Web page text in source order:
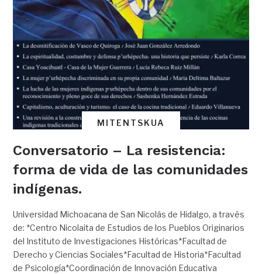
MITENTSKUA
Conversatorio – La resistencia:
forma de vida de las comunidades
indígenas.
Universidad Michoacana de San Nicolás de Hidalgo, a través
de: *Centro Nicolaita de Estudios de los Pueblos Originarios
del Instituto de Investigaciones Históricas*Facultad de
Derecho y Ciencias Sociales*Facultad de Historia*Facultad
de Psicología*Coordinación de Innovación Educativa